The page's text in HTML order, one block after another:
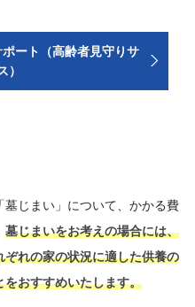
ート（高齢者見守りサ
）
じまい」について、かかる費
墓じまいをお考えの場合には、
れの家の状況に適した供養の
おすすめいたします。